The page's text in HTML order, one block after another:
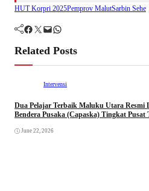
HUT Korpri 2025Pemprov MalutSarbin Sehe
Facebook Twitter Mail WhatsApp
Related Posts
Intervensi
Dua Pelajar Terbaik Maluku Utara Resmi
Bendera Pusaka (Capaska) Tingkat Pusat
June 22, 2026